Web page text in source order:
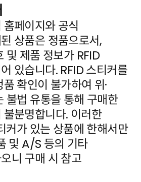
페이지와 공식
상품은 정품으로서,
및 제품 정보가 RFID
있습니다. RFID 스티커를
확인이 불가하여 위·
불법 유통을 통해 구매한
분명합니다. 이러한
커가 있는 상품에 한해서만
및 A/S 등의 기타
니 구매 시 참고